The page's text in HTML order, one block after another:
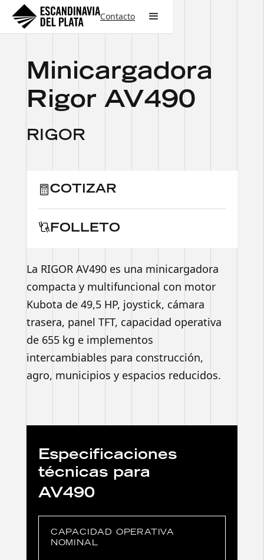
Contacto
Minicargadora
Rigor AV490
RIGOR
La RIGOR AV490 es una minicargadora
compacta y multifuncional con motor
Kubota de 49,5 HP, joystick, cámara
trasera, panel TFT, capacidad operativa
de 655 kg e implementos
intercambiables para construcción,
agro, municipios y espacios reducidos.
COTIZAR
FOLLETO
Especificaciones
técnicas para
AV490
CAPACIDAD OPERATIVA
NOMINAL